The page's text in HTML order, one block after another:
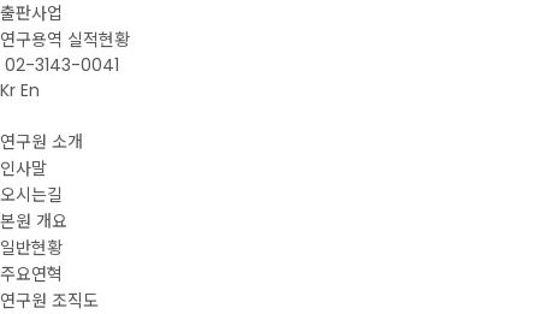
출판사업
연구용역 실적현황
02-3143-0041
Kr En
연구원 소개
인사말
오시는길
본원 개요
일반현황
주요연혁
연구원 조직도